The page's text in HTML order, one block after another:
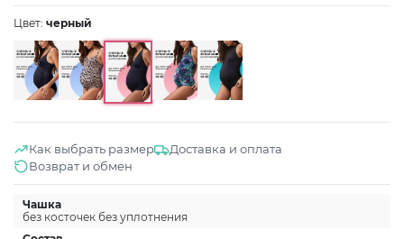
Цвет: черный
Как выбрать размер
Доставка и оплата
Возврат и обмен
Чашка
без косточек без уплотнения